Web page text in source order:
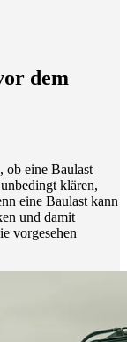
dem
ob eine Baulast
klären,
eine Baulast kann
und damit
vorgesehen